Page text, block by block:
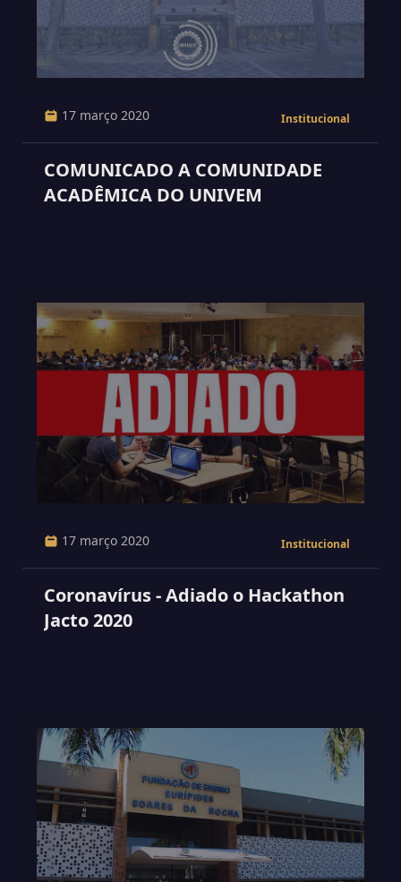
17 março 2020 Institucional
COMUNICADO A COMUNIDADE
ACADÊMICA DO UNIVEM
17 março 2020 Institucional
Coronavírus - Adiado o Hackathon
Jacto 2020